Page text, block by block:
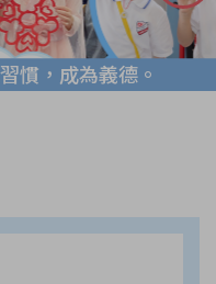
慣，成為義德。